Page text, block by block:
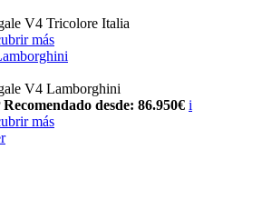
V4 Tricolore Italia
más
V4 Lamborghini
desde: 86.950€ i
más